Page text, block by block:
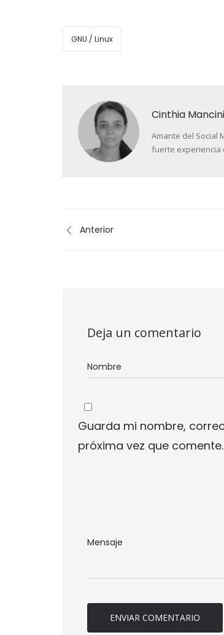
GNU / Linux
Cinthia Mancini
Amante del Social
fuerte experiencia
Anterior
Deja un comentario
Guarda mi nombre,
próxima vez que comente.